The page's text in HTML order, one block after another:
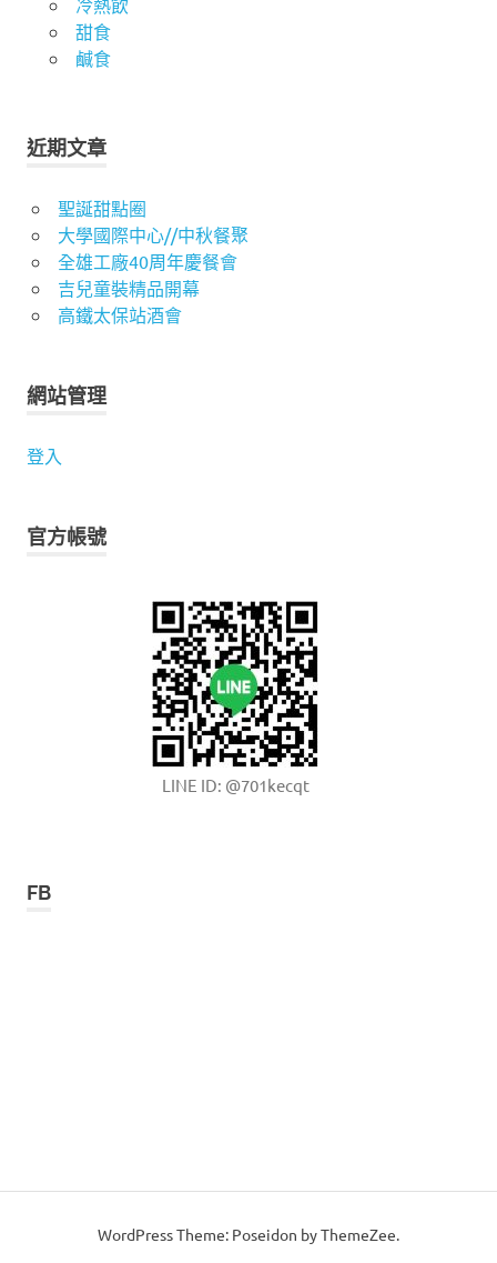
冷熱飲
甜食
鹹食
近期文章
聖誕甜點圈
大學國際中心//中秋餐聚
全雄工廠40周年慶餐會
吉兒童裝精品開幕
高鐵太保站酒會
網站管理
登入
官方帳號
LINE ID: @701kecqt
FB
WordPress Theme: Poseidon by ThemeZee.